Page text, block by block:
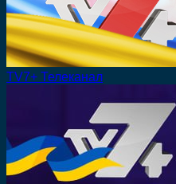
TV7+ Телеканал